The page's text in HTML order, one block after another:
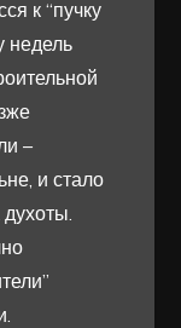
к “пучку
недель
–
и стало